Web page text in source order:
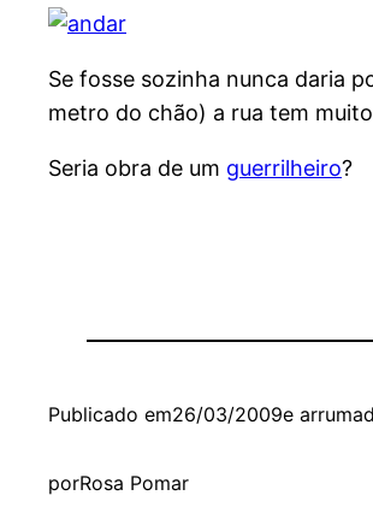
Se fosse sozinha nunca daria
metro do chão) a rua tem
Seria obra de um guerrilheiro?
Publicado em26/03/2009e
porRosa Pomar